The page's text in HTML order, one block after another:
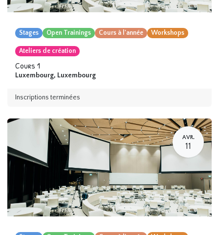
Stages Open Trainings Cours à l'année Workshops
Ateliers de création
Cours 1
Luxembourg, Luxembourg
Inscriptions terminées
AVR.
11